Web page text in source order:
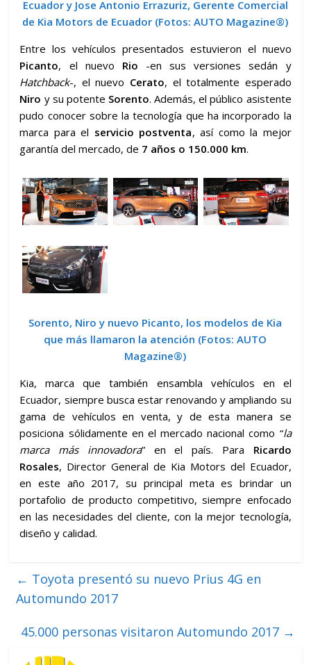
Ecuador y Jose Antonio Errazuriz, Gerente Comercial
de Kia Motors de Ecuador (Fotos: AUTO Magazine®)
Entre los vehículos presentados estuvieron el nuevo
Picanto, el nuevo Rio -en sus versiones sedán y
Hatchback-, el nuevo Cerato, el totalmente esperado
Niro y su potente Sorento. Además, el público asistente
pudo conocer sobre la tecnología que ha incorporado la
marca para el servicio postventa, así como la mejor
garantía del mercado, de 7 años o 150.000 km.
Sorento, Niro y nuevo Picanto, los modelos de Kia
que más llamaron la atención (Fotos: AUTO
Magazine®)
Kia, marca que también ensambla vehículos en el
Ecuador, siempre busca estar renovando y ampliando su
gama de vehículos en venta, y de esta manera se
posiciona sólidamente en el mercado nacional como “la
marca más innovadora” en el país. Para Ricardo
Rosales, Director General de Kia Motors del Ecuador,
en este año 2017, su principal meta es brindar un
portafolio de producto competitivo, siempre enfocado
en las necesidades del cliente, con la mejor tecnología,
diseño y calidad.
← Toyota presentó su nuevo Prius 4G en
Automundo 2017
45.000 personas visitaron Automundo 2017 →